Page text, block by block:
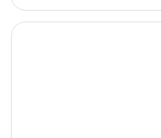
..."
S’ouvre dans une
NH Collection